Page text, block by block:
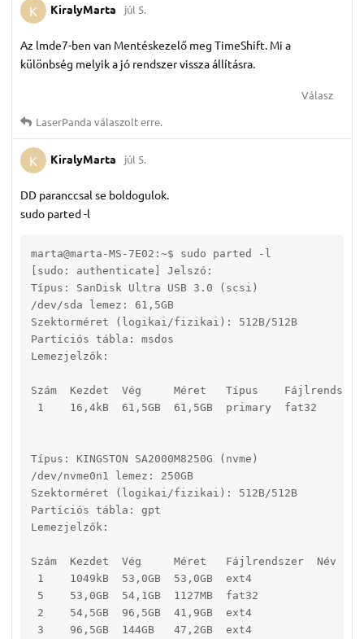
K KiralyMarta júl 5.
Az lmde7-ben van Mentéskezelő meg TimeShift. Mi a
különbség melyik a jó rendszer vissza állításra.
Válasz
LaserPanda válaszolt erre.
K KiralyMarta júl 5.
DD paranccsal se boldogulok.
sudo parted -l
marta@marta-MS-7E02:~$ sudo parted -l
[sudo: authenticate] Jelszó:
Típus: SanDisk Ultra USB 3.0 (scsi)
/dev/sda lemez: 61,5GB
Szektorméret (logikai/fizikai): 512B/512B
Partíciós tábla: msdos
Lemezjelzők:
Szám  Kezdet  Vég     Méret   Típus
1    16,4kB  61,5GB  61,5GB  primary  fat32
Típus: KINGSTON SA2000M8250G (nvme)
/dev/nvme0n1 lemez: 250GB
Szektorméret (logikai/fizikai): 512B/512B
Partíciós tábla: gpt
Lemezjelzők:
Szám  Kezdet  Vég     Méret   Fájlrendszer  Név
1    1049kB  53,0GB  53,0GB  ext4
5    53,0GB  54,1GB  1127MB  fat32
2    54,5GB  96,5GB  41,9GB  ext4
3    96,5GB  144GB   47,2GB  ext4